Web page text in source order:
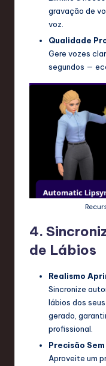
gravação de
voz.
Qualidade
Gere vozes
segundos —
4.
de Lábios
Realismo
Sincronize
lábios dos
gerado,
profissional.
Precisão
Aproveite um